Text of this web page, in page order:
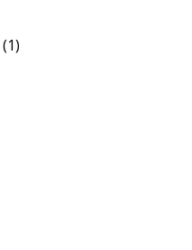
(1)